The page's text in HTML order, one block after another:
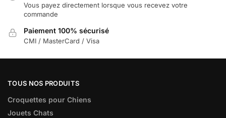
Vous payez directement lorsque vous recevez votre
commande
Paiement 100% sécurisé
CMI / MasterCard / Visa
TOUS NOS PRODUITS
Croquettes pour Chiens
Jouets Chats